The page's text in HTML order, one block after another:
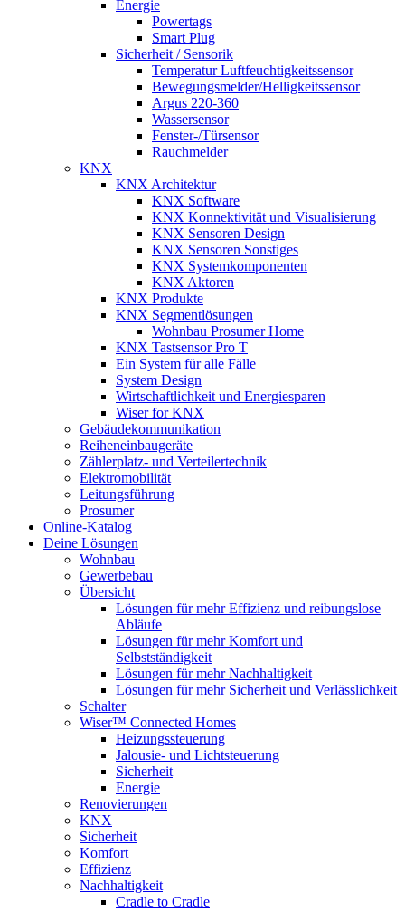
Energie
Powertags
Smart Plug
Sicherheit / Sensorik
Temperatur Luftfeuchtigkeitssensor
Bewegungsmelder/Helligkeitssensor
Argus 220-360
Wassersensor
Fenster-/Türsensor
Rauchmelder
KNX
KNX Architektur
KNX Software
KNX Konnektivität und Visualisierung
KNX Sensoren Design
KNX Sensoren Sonstiges
KNX Systemkomponenten
KNX Aktoren
KNX Produkte
KNX Segmentlösungen
Wohnbau Prosumer Home
KNX Tastsensor Pro T
Ein System für alle Fälle
System Design
Wirtschaftlichkeit und Energiesparen
Wiser for KNX
Gebäudekommunikation
Reiheneinbaugeräte
Zählerplatz- und Verteilertechnik
Elektromobilität
Leitungsführung
Prosumer
Online-Katalog
Deine Lösungen
Wohnbau
Gewerbebau
Übersicht
Lösungen für mehr Effizienz und reibungslose
Abläufe
Lösungen für mehr Komfort und
Selbstständigkeit
Lösungen für mehr Nachhaltigkeit
Lösungen für mehr Sicherheit und Verlässlichkeit
Schalter
Wiser™ Connected Homes
Heizungssteuerung
Jalousie- und Lichtsteuerung
Sicherheit
Energie
Renovierungen
KNX
Sicherheit
Komfort
Effizienz
Nachhaltigkeit
Cradle to Cradle